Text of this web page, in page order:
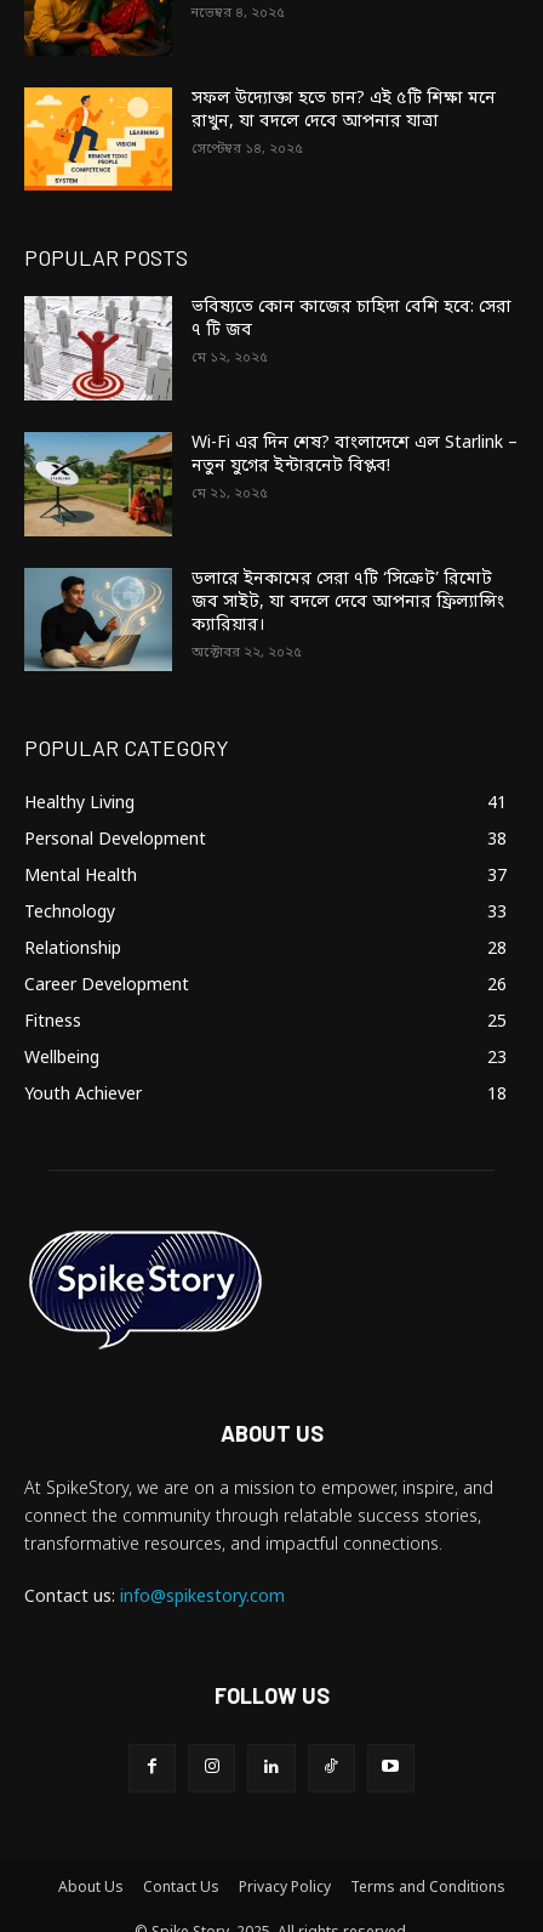
নভেম্বর ৪, ২০২৫
সফল উদ্যোক্তা হতে চান? এই ৫টি শিক্ষা মনে
রাখুন, যা বদলে দেবে আপনার যাত্রা
সেপ্টেম্বর ১৪, ২০২৫
POPULAR POSTS
ভবিষ্যতে কোন কাজের চাহিদা বেশি হবে: সেরা
৭ টি জব
মে ১২, ২০২৫
Wi-Fi এর দিন শেষ? বাংলাদেশে এল Starlink –
নতুন যুগের ইন্টারনেট বিপ্লব!
মে ২১, ২০২৫
ডলারে ইনকামের সেরা ৭টি ‘সিক্রেট’ রিমোট
জব সাইট, যা বদলে দেবে আপনার ফ্রিল্যান্সিং
ক্যারিয়ার।
অক্টোবর ২২, ২০২৫
POPULAR CATEGORY
Healthy Living
41
Personal Development
38
Mental Health
37
Technology
33
Relationship
28
Career Development
26
Fitness
25
Wellbeing
23
Youth Achiever
18
ABOUT US
At SpikeStory, we are on a mission to empower, inspire, and
connect the community through relatable success stories,
transformative resources, and impactful connections.
Contact us: info@spikestory.com
FOLLOW US
About Us Contact Us Privacy Policy Terms and Conditions